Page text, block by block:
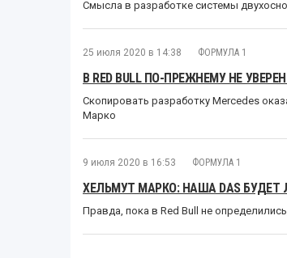
Смысла в разработке системы
25 июля 2020 в 14:38 ФОРМУЛА 1
В RED BULL ПО-ПРЕЖНЕМУ НЕ
Скопировать разработку Mercedes
Марко
9 июля 2020 в 16:53 ФОРМУЛА 1
ХЕЛЬМУТ МАРКО: НАША DAS БУДЕТ
Правда, пока в Red Bull не